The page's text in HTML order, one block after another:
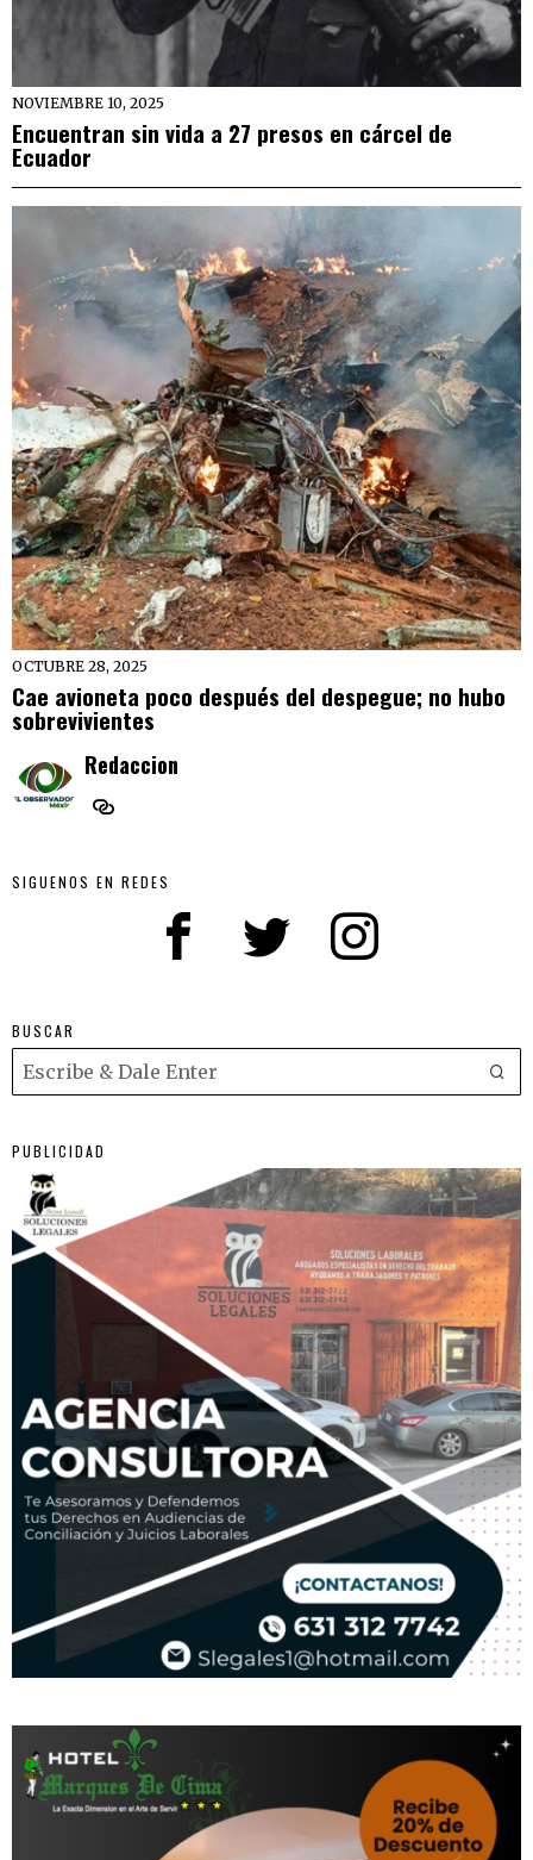
NOVIEMBRE 10, 2025
Encuentran sin vida a 27 presos en cárcel de
Ecuador
OCTUBRE 28, 2025
Cae avioneta poco después del despegue; no hubo
sobrevivientes
Redaccion
SIGUENOS EN REDES
BUSCAR
PUBLICIDAD